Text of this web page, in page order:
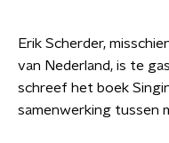
Erik Scherder,
van Nederland, is te
schreef het boek
samenwerking tussen